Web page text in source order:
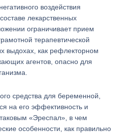
воздействия
лекарственных
ограничивает прием
терапевтической
выдохах, как рефлекторном
агентов, опасно для
средства для беременной,
на его эффективность и
«Эреспал», в чем
особенности, как правильно